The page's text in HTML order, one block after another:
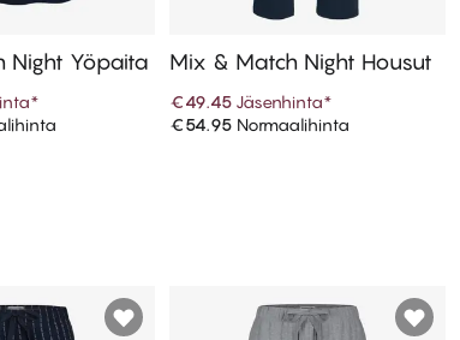
Night Yöpaita
*
Lisää ostoskoriin
Mix & Match Night Housut
€49.45 Jäsenhinta*
€54.95Normaalihinta